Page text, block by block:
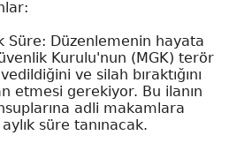
Süre: Düzenlemenin hayata
Kurulu'nun (MGK) terör
ve silah bıraktığını
etmesi gerekiyor. Bu ilanın
adli makamlara
süre tanınacak.